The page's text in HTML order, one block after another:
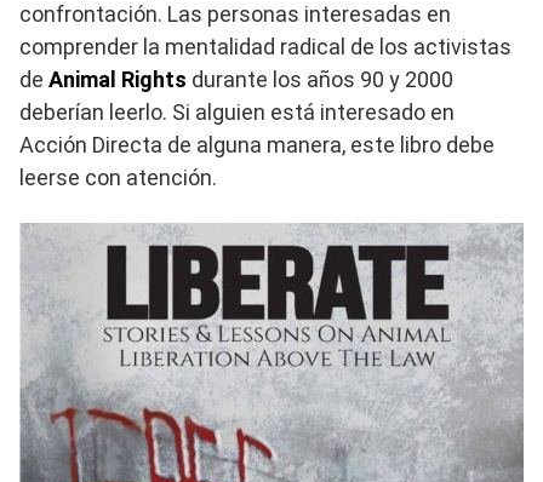
confrontación. Las personas interesadas en
comprender la mentalidad radical de los activistas
de Animal Rights durante los años 90 y 2000
deberían leerlo. Si alguien está interesado en
Acción Directa de alguna manera, este libro debe
leerse con atención.